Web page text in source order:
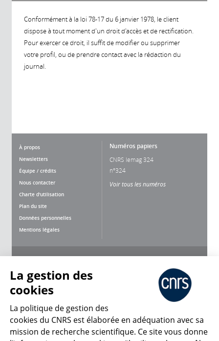
Conformément à la loi 78-17 du 6 janvier 1978, le client
dispose à tout moment d'un droit d'accès et de rectification.
Pour exercer ce droit, il suffit de modifier ou supprimer
votre profil, ou de prendre contact avec la rédaction du
journal.
À propos
Newsletters
Équipe / crédits
Nous contacter
Charte d'utilisation
Plan du site
Données personnelles
Mentions légales
Numéros papiers
CNRS lemag 324
n°324
Voir tous les numéros
CNRS Le Mag
La gestion des
cookies
La politique de gestion des
cookies du CNRS est élaborée en adéquation avec sa
mission de recherche scientifique. Ce site vous donne